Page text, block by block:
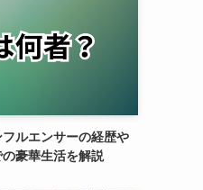
ルエンサーの経歴や
豪華生活を解説